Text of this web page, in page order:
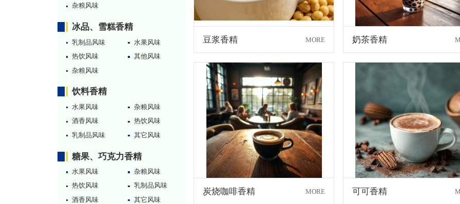
杂粮风味
冰品、雪糕香精
乳制品风味
水果风味
热饮风味
其他风味
杂粮风味
饮料香精
水果风味
杂粮风味
酒香风味
热饮风味
乳制品风味
其它风味
糖果、巧克力香精
水果风味
杂粮风味
热饮风味
乳制品风味
酒香风味
其它风味
豆浆香精 MORE 奶茶香精
炭烧咖啡香精 MORE 可可香精